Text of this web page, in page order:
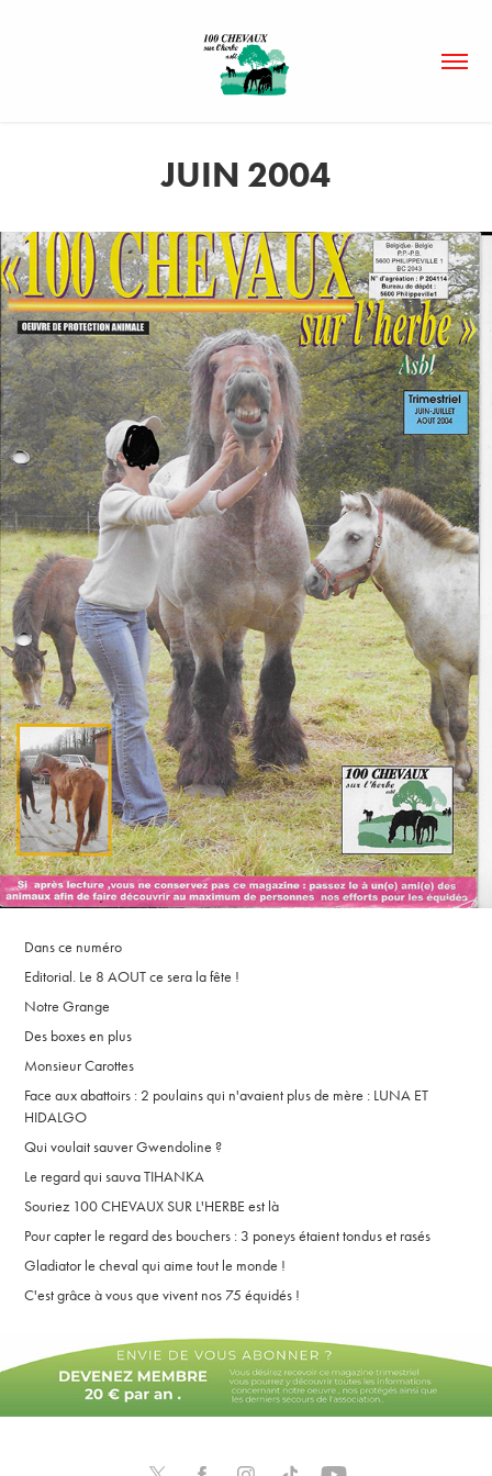
JUIN 2004
Dans ce numéro
Editorial. Le 8 AOUT ce sera la fête !
Notre Grange
Des boxes en plus
Monsieur Carottes
Face aux abattoirs : 2 poulains qui n'avaient plus de mère : LUNA ET
HIDALGO
Qui voulait sauver Gwendoline ?
Le regard qui sauva TIHANKA
Souriez 100 CHEVAUX SUR L'HERBE est là
Pour capter le regard des bouchers : 3 poneys étaient tondus et rasés
Gladiator le cheval qui aime tout le monde !
C'est grâce à vous que vivent nos 75 équidés !